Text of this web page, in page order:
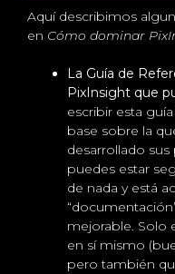
Aquí describimos
en Cómo dominar
La Guía de
PixInsight que
escribir esta
base sobre la
desarrollado
puedes estar
de nada y está
mejorable. Solo
en sí mismo
pero también